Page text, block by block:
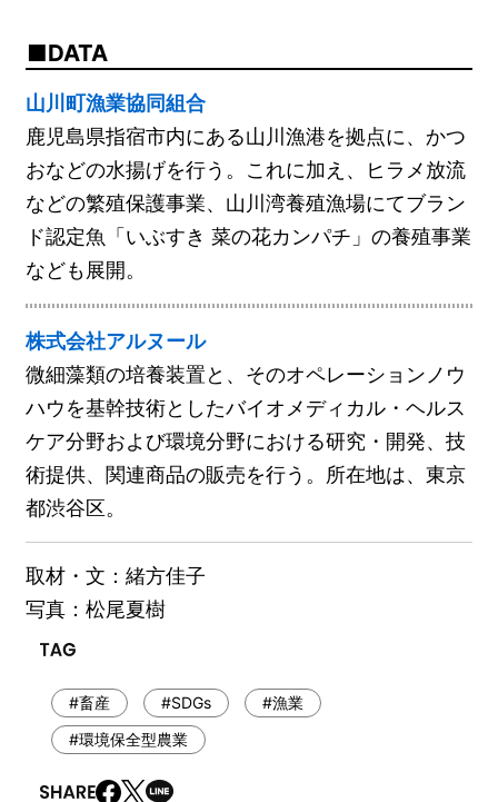
DATA
山川町漁業協同組合
鹿児島県指宿市内にある山川漁港を拠点に、かつ
おなどの水揚げを行う。これに加え、ヒラメ放流
などの繁殖保護事業、山川湾養殖漁場にてブラン
ド認定魚「いぶすき 菜の花カンパチ」の養殖事業
なども展開。
株式会社アルヌール
微細藻類の培養装置と、そのオペレーションノウ
ハウを基幹技術としたバイオメディカル・ヘルス
ケア分野および環境分野における研究・開発、技
術提供、関連商品の販売を行う。所在地は、東京
都渋谷区。
取材・文：緒方佳子
写真：松尾夏樹
#畜産 #SDGs
#漁業
#環境保全型農業